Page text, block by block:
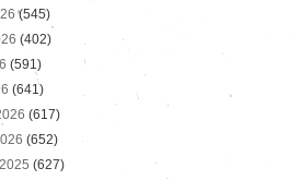
(545)
(402)
(591)
(641)
(617)
(652)
(627)